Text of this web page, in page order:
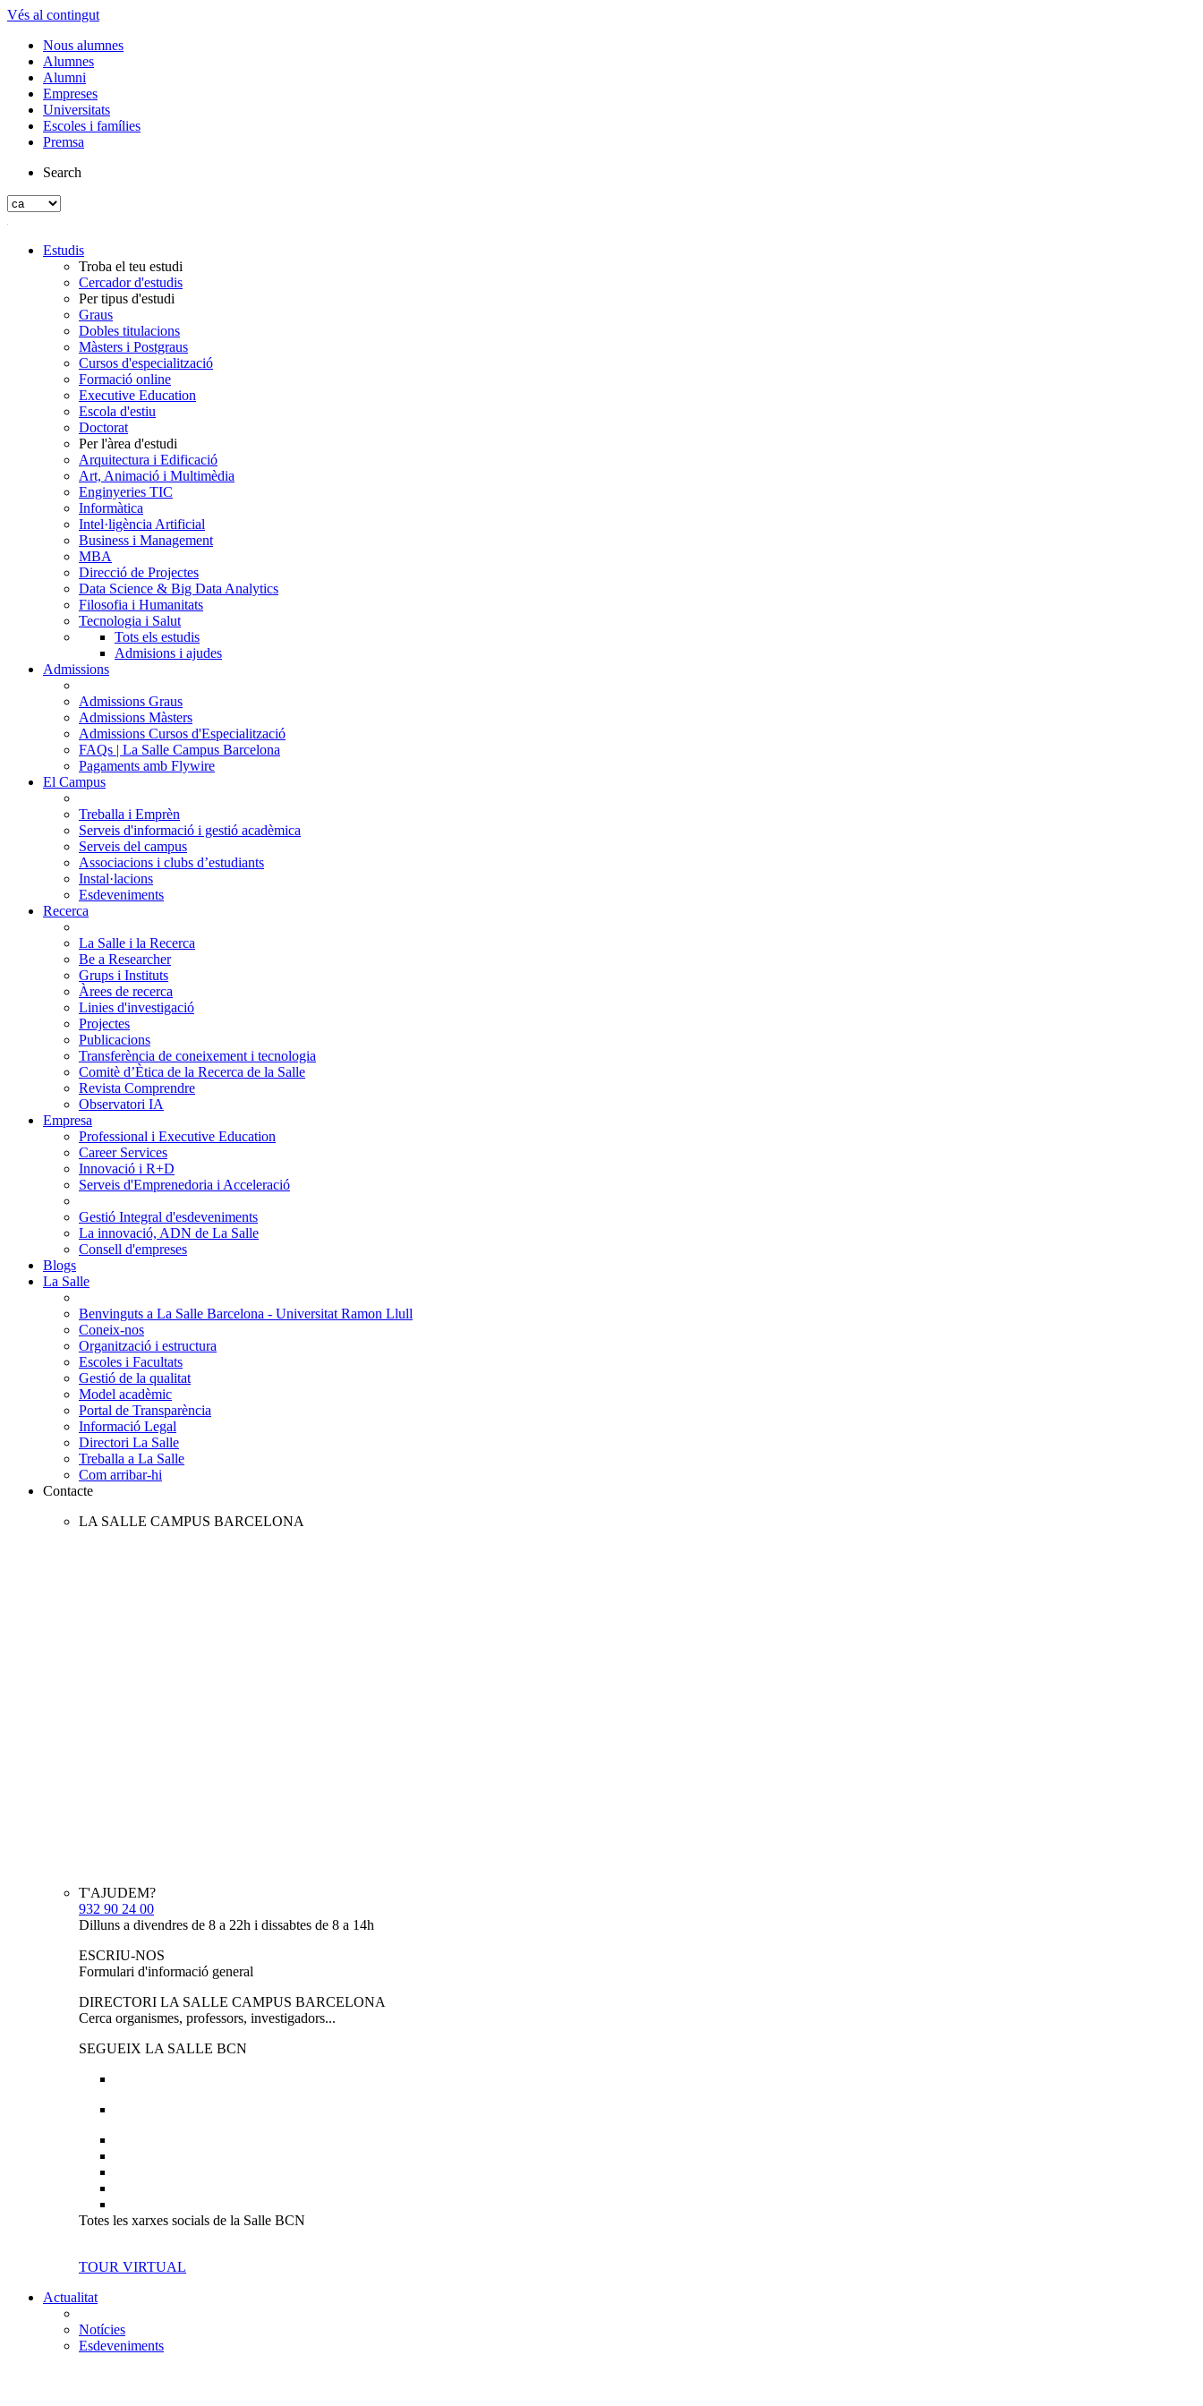
Vés al contingut
Nous alumnes
Alumnes
Alumni
Empreses
Universitats
Escoles i famílies
Premsa
Search
Estudis
Troba el teu estudi
Cercador d'estudis
Per tipus d'estudi
Graus
Dobles titulacions
Màsters i Postgraus
Cursos d'especialització
Formació online
Executive Education
Escola d'estiu
Doctorat
Per l'àrea d'estudi
Arquitectura i Edificació
Art, Animació i Multimèdia
Enginyeries TIC
Informàtica
Intel·ligència Artificial
Business i Management
MBA
Direcció de Projectes
Data Science & Big Data Analytics
Filosofia i Humanitats
Tecnologia i Salut
Tots els estudis
Admisions i ajudes
Admissions
Admissions Graus
Admissions Màsters
Admissions Cursos d'Especialització
FAQs | La Salle Campus Barcelona
Pagaments amb Flywire
El Campus
Treballa i Emprèn
Serveis d'informació i gestió acadèmica
Serveis del campus
Associacions i clubs d’estudiants
Instal·lacions
Esdeveniments
Recerca
La Salle i la Recerca
Be a Researcher
Grups i Instituts
Àrees de recerca
Linies d'investigació
Projectes
Publicacions
Transferència de coneixement i tecnologia
Comitè d’Ètica de la Recerca de la Salle
Revista Comprendre
Observatori IA
Empresa
Professional i Executive Education
Career Services
Innovació i R+D
Serveis d'Emprenedoria i Acceleració
Gestió Integral d'esdeveniments
La innovació, ADN de La Salle
Consell d'empreses
Blogs
La Salle
Benvinguts a La Salle Barcelona - Universitat Ramon Llull
Coneix-nos
Organització i estructura
Escoles i Facultats
Gestió de la qualitat
Model acadèmic
Portal de Transparència
Informació Legal
Directori La Salle
Treballa a La Salle
Com arribar-hi
Contacte
LA SALLE CAMPUS BARCELONA
T'AJUDEM?
932 90 24 00
Dilluns a divendres de 8 a 22h i dissabtes de 8 a 14h
ESCRIU-NOS
Formulari d'informació general
DIRECTORI LA SALLE CAMPUS BARCELONA
Cerca organismes, professors, investigadors...
SEGUEIX LA SALLE BCN
Totes les xarxes socials de la Salle BCN
TOUR VIRTUAL
Actualitat
Notícies
Esdeveniments